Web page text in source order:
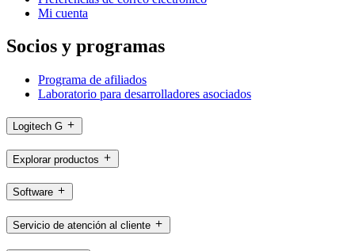
Mi cuenta
Socios y programas
Programa de afiliados
Laboratorio para desarrolladores asociados
Logitech G
Explorar productos
Software
Servicio de atención al cliente